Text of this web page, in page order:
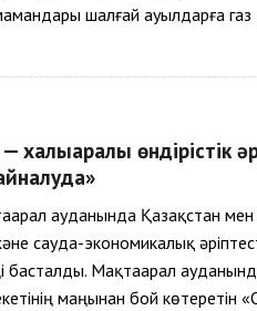
шалғай ауылдарға газ
өндірістік
ауданында Қазақстан
сауда-экономикалық
басталды. Мақтаарал
маңынан бой көтеретін